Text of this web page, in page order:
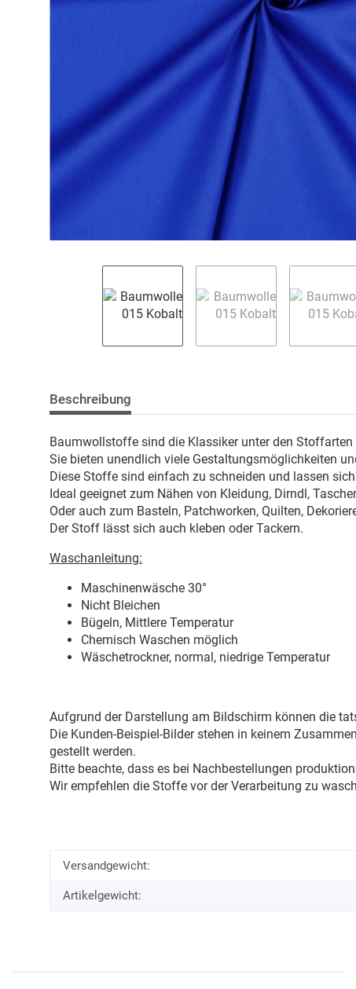
Beschreibung
Baumwollstoffe sind die Klassiker unter den Stoffarten
Sie bieten unendlich viele Gestaltungsmöglichkeiten
Diese Stoffe sind einfach zu schneiden und lassen
Ideal geeignet zum Nähen von Kleidung, Dirndl,
Oder auch zum Basteln, Patchworken, Quilten,
Der Stoff lässt sich auch kleben oder Tackern.
Waschanleitung:
Maschinenwäsche 30°
Nicht Bleichen
Bügeln, Mittlere Temperatur
Chemisch Waschen möglich
Wäschetrockner, normal, niedrige Temperatur
Aufgrund der Darstellung am Bildschirm können die
Die Kunden-Beispiel-Bilder stehen in keinem
gestellt werden.
Bitte beachte, dass es bei Nachbestellungen
Wir empfehlen die Stoffe vor der Verarbeitung zu
Versandgewicht:
Artikelgewicht: